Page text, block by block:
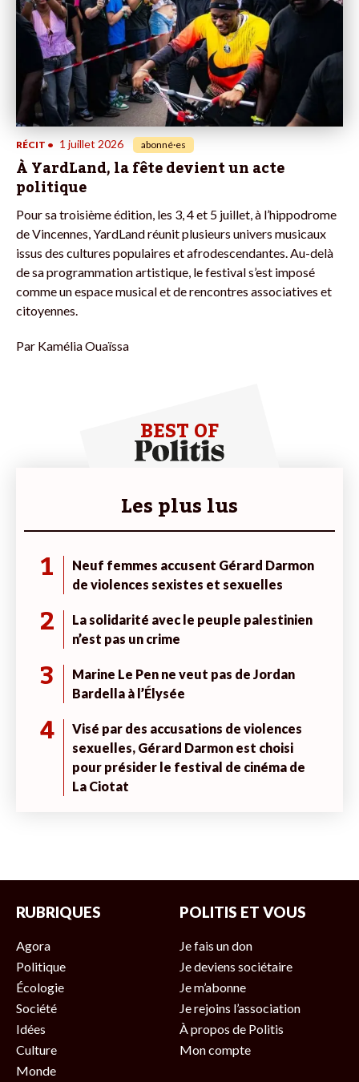
RÉCIT • 1 juillet 2026 abonné·es
À YardLand, la fête devient un acte
politique
Pour sa troisième édition, les 3, 4 et 5 juillet, à l’hippodrome
de Vincennes, YardLand réunit plusieurs univers musicaux
issus des cultures populaires et afrodescendantes. Au-delà
de sa programmation artistique, le festival s’est imposé
comme un espace musical et de rencontres associatives et
citoyennes.
Par Kamélia Ouaïssa
BEST OF
Les plus lus
1
Neuf femmes accusent Gérard Darmon
de violences sexistes et sexuelles
2
La solidarité avec le peuple palestinien
n’est pas un crime
3
Marine Le Pen ne veut pas de Jordan
Bardella à l’Élysée
4
Visé par des accusations de violences
sexuelles, Gérard Darmon est choisi
pour présider le festival de cinéma de
La Ciotat
RUBRIQUES
Agora
Politique
Écologie
Société
Idées
Culture
Monde
POLITIS ET VOUS
Je fais un don
Je deviens sociétaire
Je m’abonne
Je rejoins l’association
À propos de Politis
Mon compte